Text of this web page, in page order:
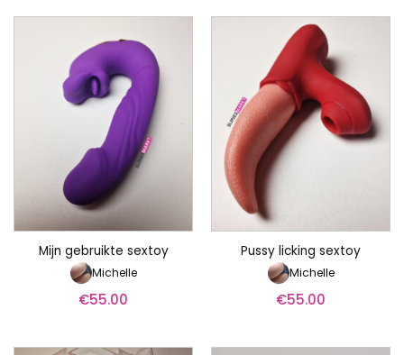
Mijn gebruikte sextoy
Michelle
€55.00
Pussy licking sextoy
Michelle
€55.00